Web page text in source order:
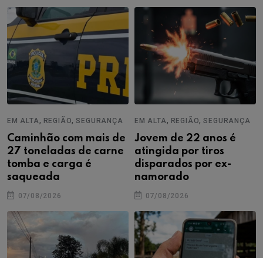
EM ALTA, REGIÃO,SEGURANÇA
Caminhão com mais de
27 toneladas de carne
tomba e carga é
saqueada
07/08/2026
EM ALTA, REGIÃO,SEGURANÇA
Jovem de 22 anos é
atingida por tiros
disparados por ex-
namorado
07/08/2026